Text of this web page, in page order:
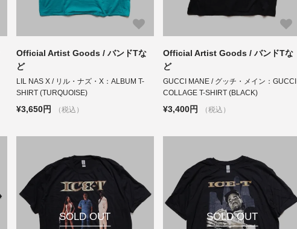
Official Artist Goods / バンドTな
ど
LIL NAS X / リル・ナズ・X：ALBUM T-
SHIRT (TURQUOISE)
¥3,650円 （税込）
Official Artist Goods / バンドTな
ど
GUCCI MANE / グッチ・メイン：GUCCI
COLLAGE T-SHIRT (BLACK)
¥3,400円 （税込）
SOLD OUT SOLD OUT